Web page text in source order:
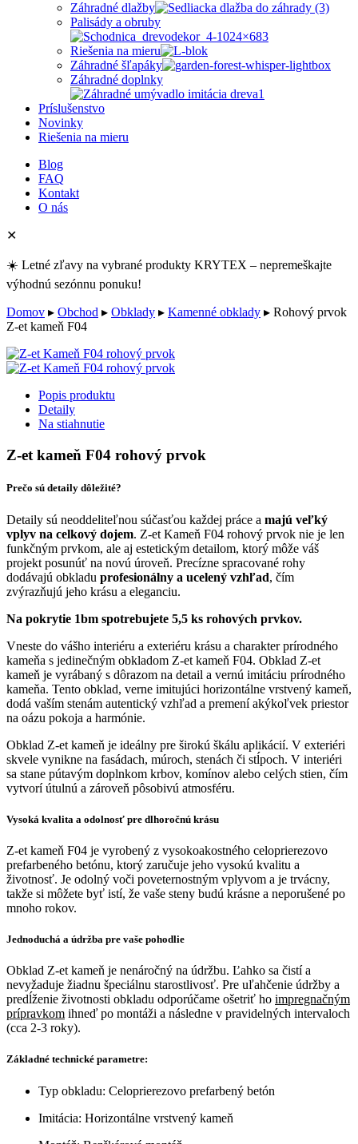
Záhradné dlažby
Palisády a obruby
Riešenia na mieru
Záhradné šľapáky
Záhradné doplnky
Príslušenstvo
Novinky
Riešenia na mieru
Blog
FAQ
Kontakt
O nás
✕
☀️ Letné zľavy na vybrané produkty KRYTEX – nepremeškajte
výhodnú sezónnu ponuku!
Domov ▸ Obchod ▸ Obklady ▸ Kamenné obklady ▸ Rohový prvok
Z-et kameň F04
Popis produktu
Detaily
Na stiahnutie
Z-et kameň F04 rohový prvok
Prečo sú detaily dôležité?
Detaily sú neoddeliteľnou súčasťou každej práce a majú veľký
vplyv na celkový dojem. Z-et Kameň F04 rohový prvok nie je len
funkčným prvkom, ale aj estetickým detailom, ktorý môže váš
projekt posunúť na novú úroveň. Precízne spracované rohy
dodávajú obkladu profesionálny a ucelený vzhľad, čím
zvýrazňujú jeho krásu a eleganciu.
Na pokrytie 1bm spotrebujete 5,5 ks rohových prvkov.
Vneste do vášho interiéru a exteriéru krásu a charakter prírodného
kameňa s jedinečným obkladom Z-et kameň F04. Obklad Z-et
kameň je vyrábaný s dôrazom na detail a vernú imitáciu prírodného
kameňa. Tento obklad, verne imitujúci horizontálne vrstvený kameň,
dodá vaším stenám autentický vzhľad a premení akýkoľvek priestor
na oázu pokoja a harmónie.
Obklad Z-et kameň je ideálny pre širokú škálu aplikácií. V exteriéri
skvele vynikne na fasádach, múroch, stenách či stĺpoch. V interiéri
sa stane pútavým doplnkom krbov, komínov alebo celých stien, čím
vytvorí útulnú a zároveň pôsobivú atmosféru.
Vysoká kvalita a odolnosť pre dlhoročnú krásu
Z-et kameň F04 je vyrobený z vysokoakostného celoprierezovo
prefarbeného betónu, ktorý zaručuje jeho vysokú kvalitu a
životnosť. Je odolný voči poveternostným vplyvom a je trvácny,
takže si môžete byť istí, že vaše steny budú krásne a neporušené po
mnoho rokov.
Jednoduchá a údržba pre vaše pohodlie
Obklad Z-et kameň je nenáročný na údržbu. Ľahko sa čistí a
nevyžaduje žiadnu špeciálnu starostlivosť. Pre uľahčenie údržby a
predĺženie životnosti obkladu odporúčame ošetriť ho impregnačným
prípravkom ihneď po montáži a následne v pravidelných intervaloch
(cca 2-3 roky).
Základné technické parametre:
Typ obkladu: Celoprierezovo prefarbený betón
Imitácia: Horizontálne vrstvený kameň